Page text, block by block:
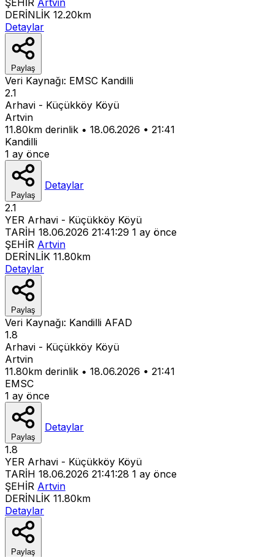
DERİNLİK 12.20km
Detaylar
Paylaş
Veri Kaynağı: EMSC Kandilli
2.1
Arhavi - Küçükköy Köyü
Artvin
11.80km derinlik • 18.06.2026 • 21:41
Kandilli
1 ay önce
Paylaş
Detaylar
2.1
YER Arhavi - Küçükköy Köyü
TARİH 18.06.2026 21:41:29 1 ay önce
ŞEHİR Artvin
DERİNLİK 11.80km
Detaylar
Paylaş
Veri Kaynağı: Kandilli AFAD
1.8
Arhavi - Küçükköy Köyü
Artvin
11.80km derinlik • 18.06.2026 • 21:41
EMSC
1 ay önce
Paylaş
Detaylar
1.8
YER Arhavi - Küçükköy Köyü
TARİH 18.06.2026 21:41:28 1 ay önce
ŞEHİR Artvin
DERİNLİK 11.80km
Detaylar
Paylaş